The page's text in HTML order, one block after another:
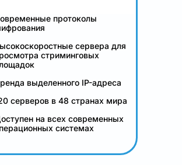
протоколы
сервера для
стриминговых
выделенного IP-адреса
серверов в 48 странах мира
на всех современных
системах